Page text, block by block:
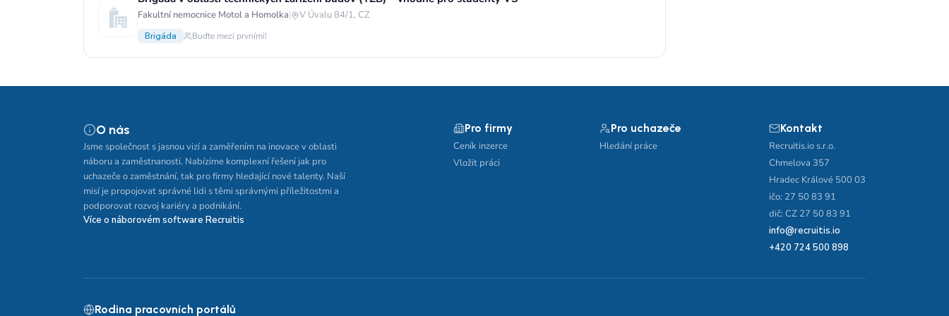
Fakultní nemocnice Motol a Homolka| V Úvalu 84/1, CZ
Brigáda Buďte mezi prvními!
O nás
Jsme společnost s jasnou vizí a zaměřením na inovace v oblasti
náboru a zaměstnanosti. Nabízíme komplexní řešení jak pro
uchazeče o zaměstnání, tak pro firmy hledající nové talenty. Naší
misí je propojovat správné lidi s těmi správnými příležitostmi a
podporovat rozvoj kariéry a podnikání.
Více o náborovém software Recruitis
Pro firmy
Ceník inzerce
Vložit práci
Pro uchazeče
Hledání práce
Kontakt
Recruitis.io s.r.o.
Chmelova 357
Hradec Králové 500 03
ičo: 27 50 83 91
dič: CZ 27 50 83 91
info@recruitis.io
+420 724 500 898
Rodina pracovních portálů